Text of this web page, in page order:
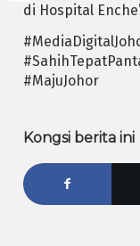
di Hospital
#MajuJohor
Kongsi berita ini